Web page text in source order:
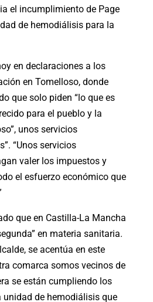
el incumplimiento de Page
de hemodiálisis para la
en declaraciones a los
en Tomelloso, donde
que solo piden “lo que es
para el pueblo y la
unos servicios
“Unos servicios
valer los impuestos y
el esfuerzo económico que
que en Castilla-La Mancha
en materia sanitaria.
se acentúa en este
comarca somos vecinos de
se están cumpliendo los
de hemodiálisis que